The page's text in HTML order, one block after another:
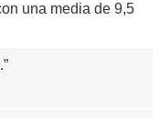
una media de 9,5